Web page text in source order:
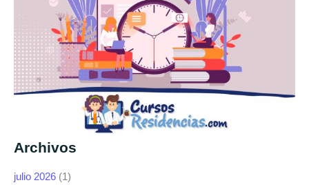
Archivos
julio 2026 (1)